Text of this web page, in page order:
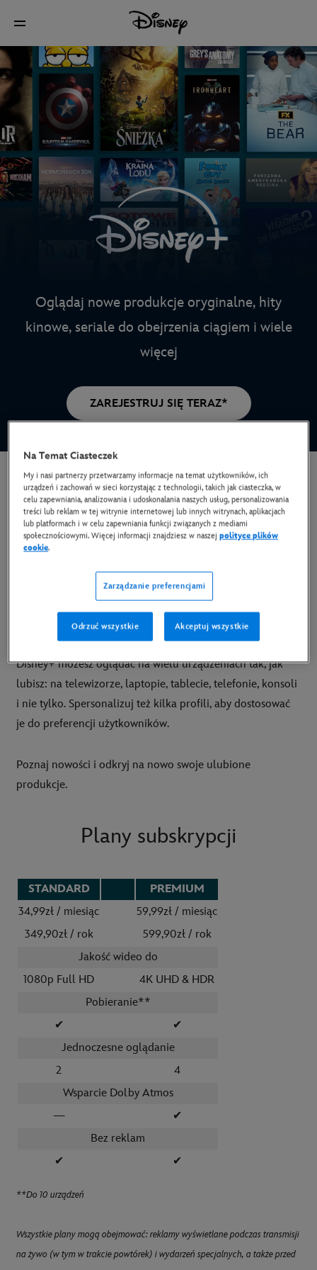
Oglądaj nowe produkcje oryginalne, hity
kinowe, seriale do obejrzenia ciągiem i wiele
więcej
ZAREJESTRUJ SIĘ TERAZ*
Przedstawiamy Disney+
Odkrywaj najwspanialsze historie od Disney,
Pixar, Marvel, National Geographic, Hulu oraz
z sagi Gwiezdnych Wojen w jednym miejscu.
Przeczytaj, aby poznać jeszcze więcej
powodów, dla których warto oglądać Disney+.
Disney+ możesz oglądać na wielu urządzeniach tak, jak
lubisz: na telewizorze, laptopie, tablecie, telefonie, konsoli
i nie tylko. Spersonalizuj też kilka profili, aby dostosować
je do preferencji użytkowników.
Poznaj nowości i odkryj na nowo swoje ulubione
produkcje.
Plany subskrypcji
STANDARD
PREMIUM
34,99zł / miesiąc
59,99zł / miesiąc
349,90zł / rok
599,90zł / rok
Jakość wideo do
1080p Full HD
4K UHD & HDR
Pobieranie**
✔
✔
Jednoczesne oglądanie
2
4
Wsparcie Dolby Atmos
—
✔
Bez reklam
✔
✔
**Do 10 urządzeń
Wszystkie plany mogą obejmować: reklamy wyświetlane podczas transmisji
na żywo (w tym w trakcie powtórek) i wydarzeń specjalnych, a także przed
Na Temat Ciasteczek
My i nasi partnerzy przetwarzamy informacje na temat użytkowników, ich
urządzeń i zachowań w sieci korzystając z technologii, takich jak ciasteczka, w
celu zapewniania, analizowania i udoskonalania naszych usług, personalizowania
treści lub reklam w tej witrynie internetowej lub innych witrynach, aplikacjach
lub platformach i w celu zapewniania funkcji związanych z mediami
społecznościowymi. Więcej informacji znajdziesz w naszejpolityce plików
cookie.
Zarządzanie preferencjami
Odrzuć wszystkie Akceptuj wszystkie